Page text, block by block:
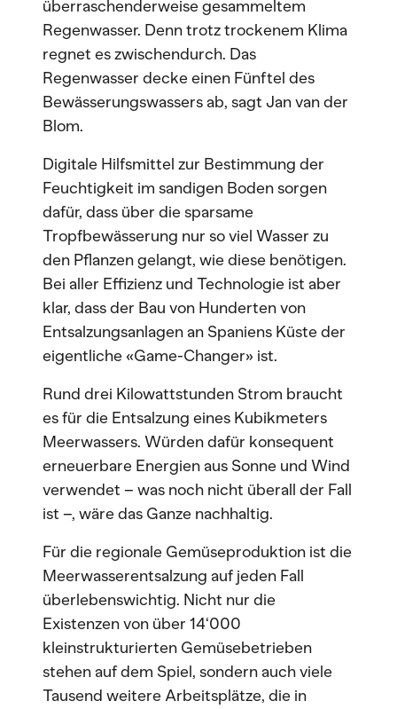
überraschenderweise gesammeltem
Regenwasser. Denn trotz trockenem Klima
regnet es zwischendurch. Das
Regenwasser decke einen Fünftel des
Bewässerungswassers ab, sagt Jan van der
Blom.
Digitale Hilfsmittel zur Bestimmung der
Feuchtigkeit im sandigen Boden sorgen
dafür, dass über die sparsame
Tropfbewässerung nur so viel Wasser zu
den Pflanzen gelangt, wie diese benötigen.
Bei aller Effizienz und Technologie ist aber
klar, dass der Bau von Hunderten von
Entsalzungsanlagen an Spaniens Küste der
eigentliche «Game-Changer» ist.
Rund drei Kilowattstunden Strom braucht
es für die Entsalzung eines Kubikmeters
Meerwassers. Würden dafür konsequent
erneuerbare Energien aus Sonne und Wind
verwendet – was noch nicht überall der Fall
ist –, wäre das Ganze nachhaltig.
Für die regionale Gemüseproduktion ist die
Meerwasserentsalzung auf jeden Fall
überlebenswichtig. Nicht nur die
Existenzen von über 14‘000
kleinstrukturierten Gemüsebetrieben
stehen auf dem Spiel, sondern auch viele
Tausend weitere Arbeitsplätze, die in